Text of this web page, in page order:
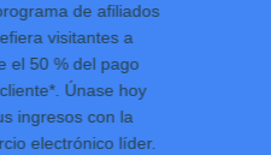
de afiliados
visitantes a
el 50 % del pago
Únase hoy
ingresos con la
electrónico líder.